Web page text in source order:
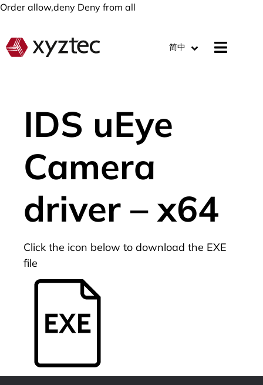
Order allow,deny Deny from all
简中
IDS uEye
Camera
driver – x64
Click the icon below to download the EXE
file